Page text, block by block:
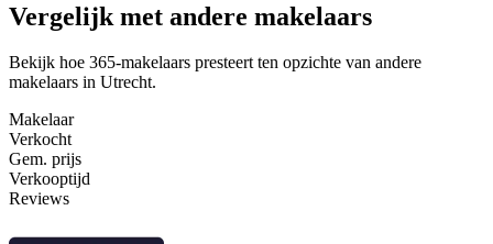
Vergelijk met andere makelaars
Bekijk hoe 365-makelaars presteert ten opzichte van andere
makelaars in Utrecht.
Makelaar
Verkocht
Gem. prijs
Verkooptijd
Reviews